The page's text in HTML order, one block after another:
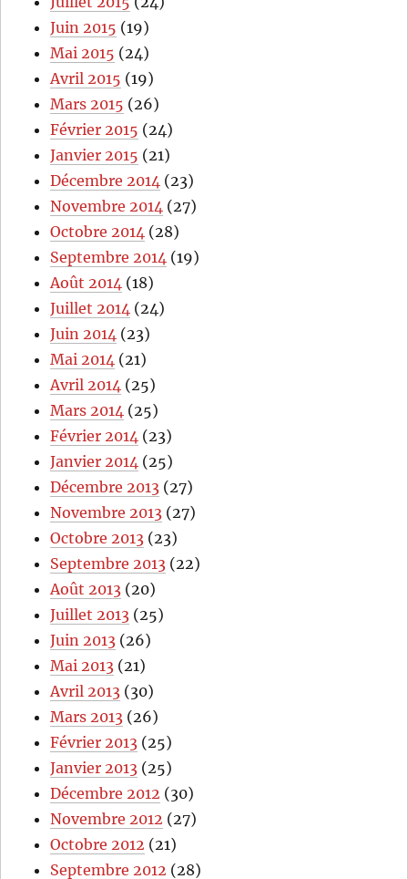
Juin 2015 (19)
Mai 2015 (24)
Avril 2015 (19)
Mars 2015 (26)
Février 2015 (24)
Janvier 2015 (21)
Décembre 2014 (23)
Novembre 2014 (27)
Octobre 2014 (28)
Septembre 2014 (19)
Août 2014 (18)
Juillet 2014 (24)
Juin 2014 (23)
Mai 2014 (21)
Avril 2014 (25)
Mars 2014 (25)
Février 2014 (23)
Janvier 2014 (25)
Décembre 2013 (27)
Novembre 2013 (27)
Octobre 2013 (23)
Septembre 2013 (22)
Août 2013 (20)
Juillet 2013 (25)
Juin 2013 (26)
Mai 2013 (21)
Avril 2013 (30)
Mars 2013 (26)
Février 2013 (25)
Janvier 2013 (25)
Décembre 2012 (30)
Novembre 2012 (27)
Octobre 2012 (21)
Septembre 2012 (28)